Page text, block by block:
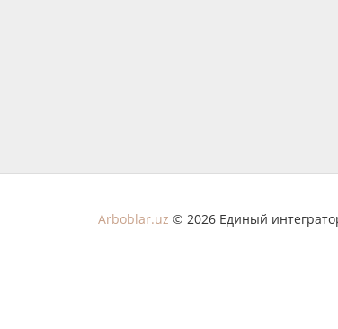
Arboblar.uz © 2026 Единый